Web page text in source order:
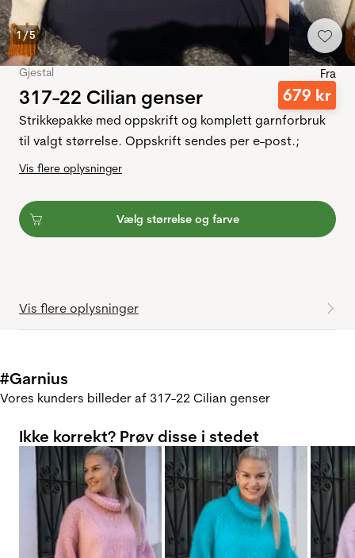
1/5
Gjestal
317-22 Cilian genser
Fra
679 kr
Strikkepakke med oppskrift og komplett garnforbruk
til valgt størrelse. Oppskrift sendes per e-post.;
Vis flere oplysninger
Vælg størrelse og farve
Vis flere oplysninger
#Garnius
Vores kunders billeder af 317-22 Cilian genser
Ikke korrekt? Prøv disse i stedet